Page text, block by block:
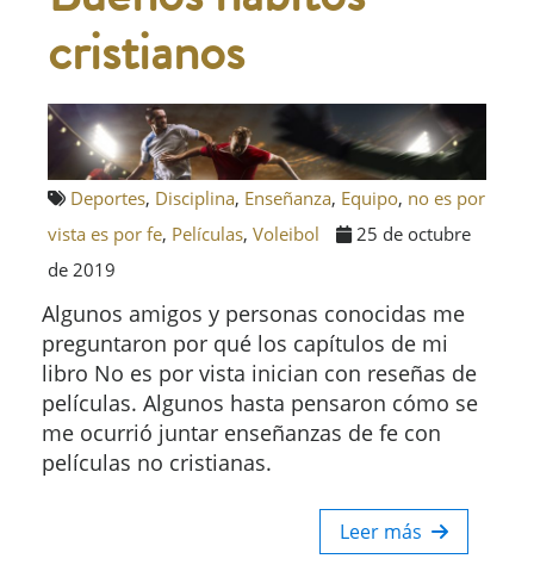
cristianos
Deportes, Disciplina, Enseñanza, Equipo, no es por
vista es por fe, Películas, Voleibol
25 de octubre
de 2019
Algunos amigos y personas conocidas me
preguntaron por qué los capítulos de mi
libro No es por vista inician con reseñas de
películas. Algunos hasta pensaron cómo se
me ocurrió juntar enseñanzas de fe con
películas no cristianas.
Leer más